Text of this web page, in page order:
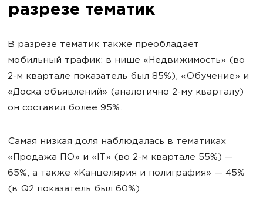
разрезе тематик
В разрезе тематик также преобладает
мобильный трафик: в нише «Недвижимость» (во
2-м квартале показатель был 85%), «Обучение» и
«Доска объявлений» (аналогично 2-му кварталу)
он составил более 95%.
Самая низкая доля наблюдалась в тематиках
«Продажа ПО» и «IT» (во 2-м квартале 55%) —
65%, а также «Канцелярия и полиграфия» — 45%
(в Q2 показатель был 60%).